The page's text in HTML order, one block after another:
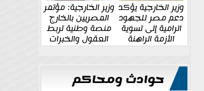
وزير الخارجية يؤكد
دعم مصر للجهود
الرامية إلى تسوية
الأزمة الراهنة
وزير الخارجية: مؤتمر
المصريين بالخارج
منصة وطنية تربط
العقول والخبرات
المصرية بالدولة
حوادث ومحاكم